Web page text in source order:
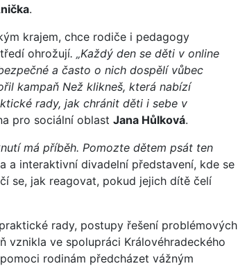
.
krajem, chce rodiče i pedagogy
ohrožují. „Každý den se děti v online
a často o nich dospělí vůbec
kampaň Než klikneš, která nabízí
rady, jak chránit děti i sebe v
pro sociální oblast Jana Hůlková.
má příběh. Pomozte dětem psát ten
a interaktivní divadelní představení, kde se
se, jak reagovat, pokud jejich dítě čelí
rady, postupy řešení problémových
vznikla ve spolupráci Královéhradeckého
rodinám předcházet vážným